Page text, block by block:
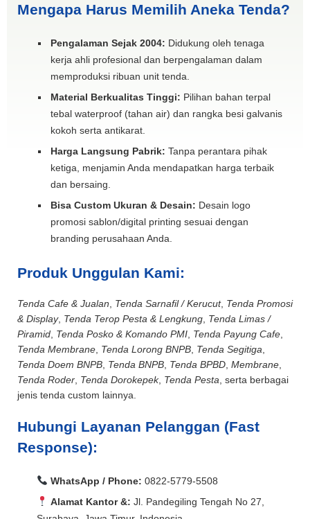
Mengapa Harus Memilih Aneka Tenda?
Pengalaman Sejak 2004: Didukung oleh tenaga
kerja ahli profesional dan berpengalaman dalam
memproduksi ribuan unit tenda.
Material Berkualitas Tinggi: Pilihan bahan terpal
tebal waterproof (tahan air) dan rangka besi galvanis
kokoh serta antikarat.
Harga Langsung Pabrik: Tanpa perantara pihak
ketiga, menjamin Anda mendapatkan harga terbaik
dan bersaing.
Bisa Custom Ukuran & Desain: Desain logo
promosi sablon/digital printing sesuai dengan
branding perusahaan Anda.
Produk Unggulan Kami:
Tenda Cafe & Jualan Tenda Sarnafil / Kerucut, Tenda Promosi
& Display, Tenda Terop Pesta & Lengkung Tenda Limas /
Piramid Tenda Posko & Komando PMI Tenda Payung Cafe
Tenda Membrane Tenda Lorong BNPB Tenda Segitiga
Tenda Doem BNPB Tenda BNPB Tenda BPBD Membrane
Tenda Roder Tenda Dorokepek, Tenda Pesta , serta berbagai
jenis tenda custom lainnya.
Hubungi Layanan Pelanggan (Fast
Response):
WhatsApp / Phone: 0822-5779-5508
Alamat Kantor &: Jl. Pandegiling Tengah No 27,